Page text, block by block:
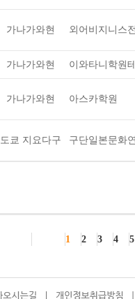
가나가와현 외어비지니스
가나가와현 이와타니학원
가나가와현 아스카학원
도쿄 지요다구 구단일본문화
1 2 3 4 5